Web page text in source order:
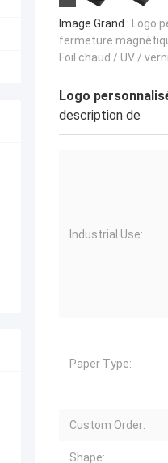
Image Grand : Logo
fermeture
Foil chaud / UV /
Logo
description de
Industrial Use:
Paper Type:
Custom Order:
Shape: